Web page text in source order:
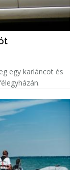
egy karláncot és